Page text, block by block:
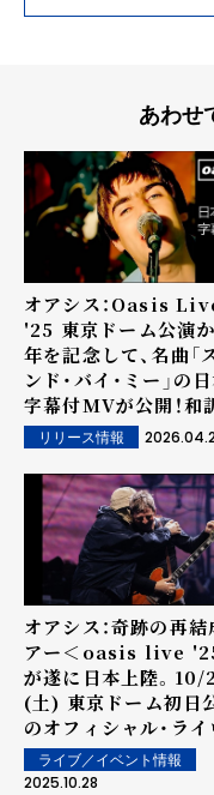
あわせ
オアシス：Oasis
'25 東京ドーム公演
年を記念して、名曲「
ンド・バイ・ミー」の
字幕付MVが公開！和
いしわたり淳治氏。
リリース情報
オアシス：奇跡の再結
アー＜oasis live
が遂に日本上陸。10/
(土) 東京ドーム初日
のオフィシャル・ライ
ポートが到着 & セッ
ストのプレイリストも
ライブ／イベント情報
2025.10.28